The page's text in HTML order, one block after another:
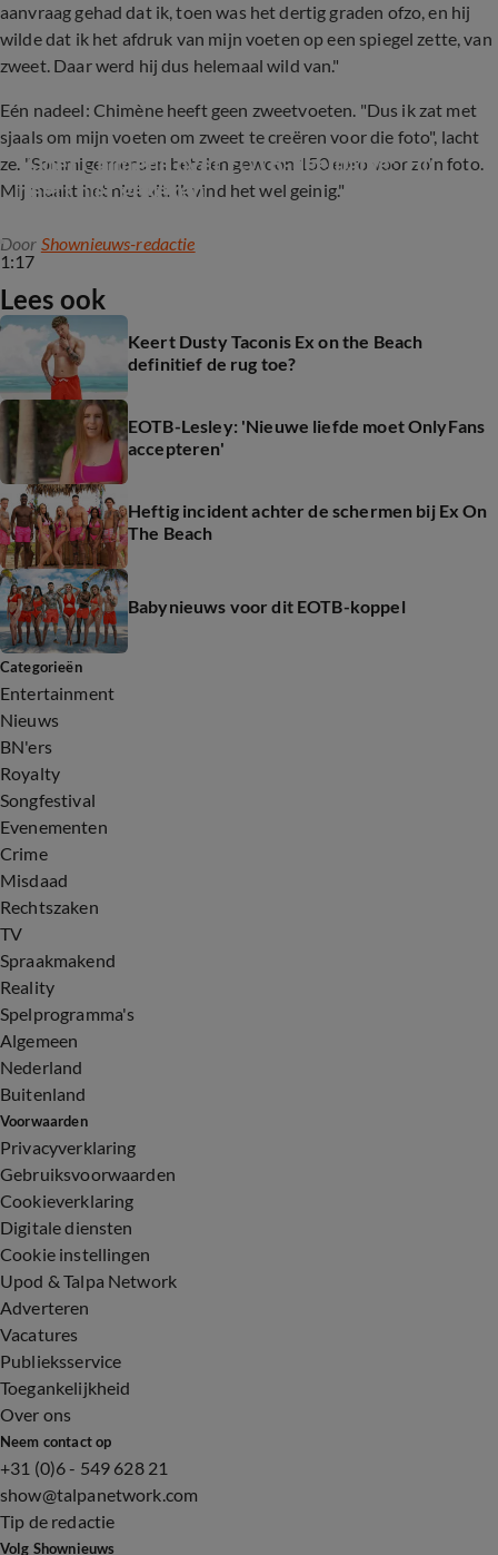
aanvraag gehad dat ik, toen was het dertig graden ofzo, en hij
wilde dat ik het afdruk van mijn voeten op een spiegel zette, van
zweet. Daar werd hij dus helemaal wild van."
Eén nadeel: Chimène heeft geen zweetvoeten. "Dus ik zat met
sjaals om mijn voeten om zweet te creëren voor die foto", lacht
ze. "Sommige mensen betalen gewoon 150 euro voor zo'n foto.
Mij maakt het niet uit. Ik vind het wel geinig."
1:17
Vader Chimène over EOTB-deelname: 'Hij
heeft niet gekeken'
Door Shownieuws-redactie
Lees ook
Keert Dusty Taconis Ex on the Beach
definitief de rug toe?
EOTB-Lesley: 'Nieuwe liefde moet OnlyFans
accepteren'
Heftig incident achter de schermen bij Ex On
The Beach
Babynieuws voor dit EOTB-koppel
Categorieën
Entertainment
Nieuws
BN'ers
Royalty
Songfestival
Evenementen
Crime
Misdaad
Rechtszaken
TV
Spraakmakend
Reality
Spelprogramma's
Algemeen
Nederland
Buitenland
Voorwaarden
Privacyverklaring
Gebruiksvoorwaarden
Cookieverklaring
Digitale diensten
Cookie instellingen
Upod & Talpa Network
Adverteren
Vacatures
Publieksservice
Toegankelijkheid
Over ons
Neem contact op
+31 (0)6 - 549 628 21
show@talpanetwork.com
Tip de redactie
Volg Shownieuws